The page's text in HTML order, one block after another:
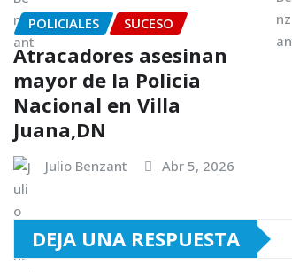
POLICIALES SUCESO
Atracadores asesinan
mayor de la Policia
Nacional en Villa
Juana,DN
Julio Benzant Abr 5, 2026
DEJA UNA RESPUESTA